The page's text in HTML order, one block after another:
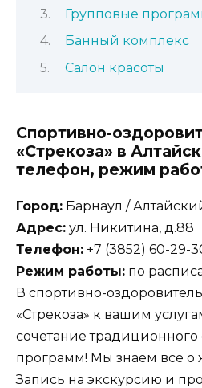
Групповые
Банный комплекс
Салон красоты
Спортивно-
«Стрекоза» в
телефон, режим
Город: Барнаул /
Адрес: ул. Никитина, д.88
Телефон: +7 (3852) 60-29-
Режим работы: по
В спортивно-
«Стрекоза» к вашим
сочетание
программ! Мы знаем все о
Запись на экскурсию и